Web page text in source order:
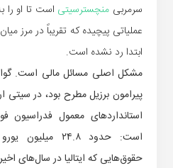
سرمربی منچسترسیتی است تا او را
عملیاتی پیچیده که تقریباً در مرز
ابتدا رد نشده است.
مشکل اصلی مسائل مالی است.
پیرامون برزیل مطرح بود، در سیتی
استانداردهای معمول فدراسیون
است: حدود ۲۴.۸
حقوق‌هایی که ایتالیا در سال‌های